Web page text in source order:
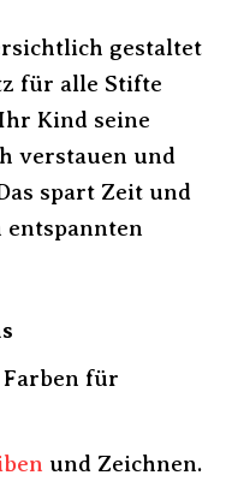
gestaltet
für alle Stifte
Kind seine
verstauen und
spart Zeit und
für
und Zeichnen.